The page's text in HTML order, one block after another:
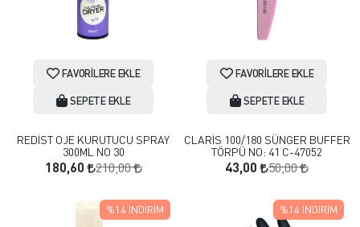
FAVORILERE EKLE
SEPETE EKLE
REDİST OJE KURUTUCU SPRAY
300ML NO 30
180,60 210,00
FAVORILERE EKLE
SEPETE EKLE
CLARİS 100/180 SÜNGER BUFFER
TÖRPÜ NO: 41 C-47052
43,00 50,00
%14 İNDIRIM %14 İNDIRIM